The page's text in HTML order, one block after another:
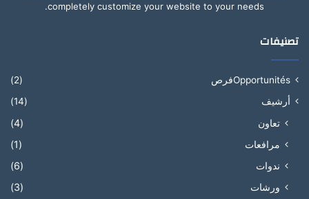
completely customize your website to your needs.
تصنيفات
Opportunitésفرص
(2)
أرشيف
(14)
تعاون
(4)
مرافعات
(1)
ندوات
(6)
ورشات
(3)